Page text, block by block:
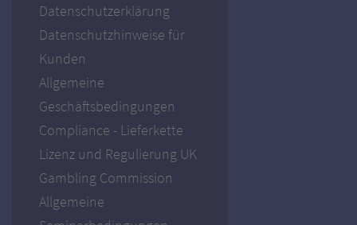
Datenschutzerklärung
Datenschutzhinweise für
Kunden
Allgemeine
Geschäftsbedingungen
Compliance - Lieferkette
Lizenz und Regulierung UK
Gambling Commission
Allgemeine